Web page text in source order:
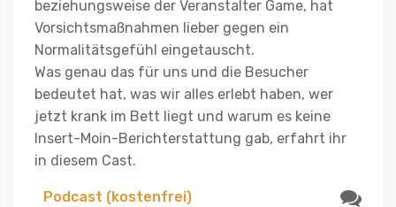
beziehungsweise der Veranstalter Game, hat
Vorsichtsmaßnahmen lieber gegen ein
Normalitätsgefühl eingetauscht.
Was genau das für uns und die Besucher
bedeutet hat, was wir alles erlebt haben, wer
jetzt krank im Bett liegt und warum es keine
Insert-Moin-Berichterstattung gab, erfahrt ihr
in diesem Cast.
Podcast (kostenfrei)